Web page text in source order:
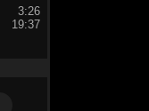
3:26
19:37